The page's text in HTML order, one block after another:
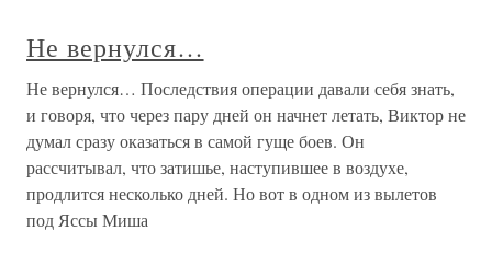
Не вернулся…
Не вернулся… Последствия операции давали себя знать,
и говоря, что через пару дней он начнет летать, Виктор не
думал сразу оказаться в самой гуще боев. Он
рассчитывал, что затишье, наступившее в воздухе,
продлится несколько дней. Но вот в одном из вылетов
под Яссы Миша